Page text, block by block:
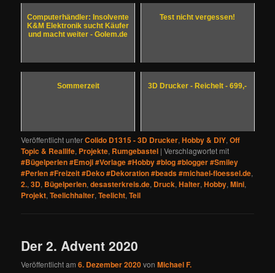
Computerhändler: Insolvente
K&M Elektronik sucht Käufer
und macht weiter - Golem.de
Test nicht vergessen!
Sommerzeit 3D Drucker - Reichelt - 699,-
Veröffentlicht unterColido D1315 - 3D Drucker,Hobby & DIY,Off
Topic & Reallife, Projekte, Rumgebastel |Verschlagwortet mit
#Bügelperlen #Emoji #Vorlage #Hobby #blog #blogger #Smiley
#Perlen #Freizeit #Deko #Dekoration #beads #michael-floessel.de,
2.,3D, Bügelperlen,desasterkreis.de, Druck,Halter,Hobby,Mini,
Projekt,Teelichhalter,Teelicht,Teil
Der 2. Advent 2020
Veröffentlicht am6. Dezember 2020vonMichael F.